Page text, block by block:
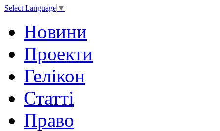
Select Language ▼
Новини
Проекти
Гелікон
Статті
Право